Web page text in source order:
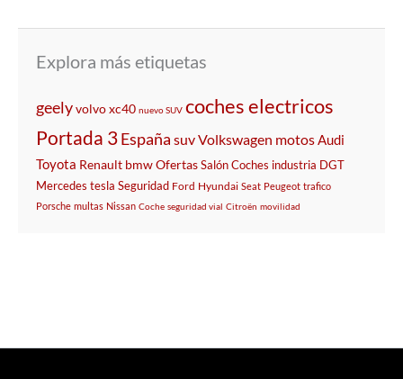
Explora más etiquetas
geelyvolvo xc40 nuevo SUV coches electricos
Portada 3España suvVolkswagen motosAudi
Toyota Renault bmwOfertasSalónCoches industria DGT
Mercedes tesla Seguridad Ford Hyundai Seat Peugeot trafico
Porsche multas Nissan Coche seguridad vial Citroën movilidad